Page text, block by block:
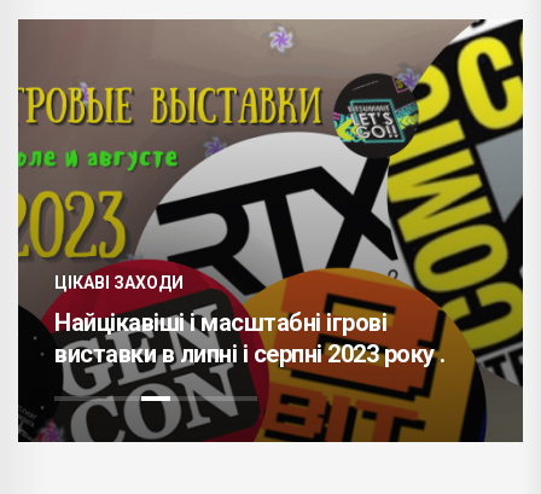
ЦІКАВІ ЗАХОДИ
Найцікавіші і масштабні ігрові
виставки в липні і серпні 2023 року .